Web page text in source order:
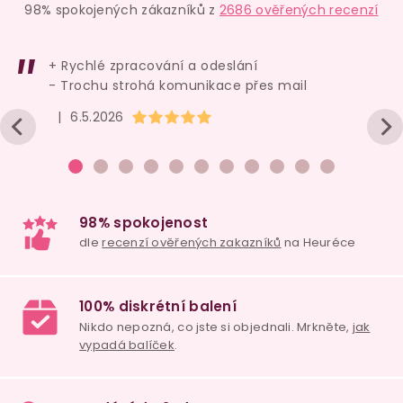
Náš TIP
- ohebná hladká
kulatá sonda1 ks
ABENA Slip Premium
M41 ks
Bestseller
98% spokojených zákazníků z 2686 ověřených recenzí
Hodnocení obchodu je 5 z 5 hvězdiček.
| 6.5.2026
+ Rychlé zpracování a odeslání
- Trochu strohá komunikace přes mail